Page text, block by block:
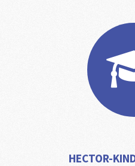
HECTOR-